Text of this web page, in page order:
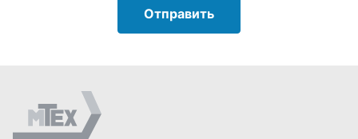
Масла и автохимия